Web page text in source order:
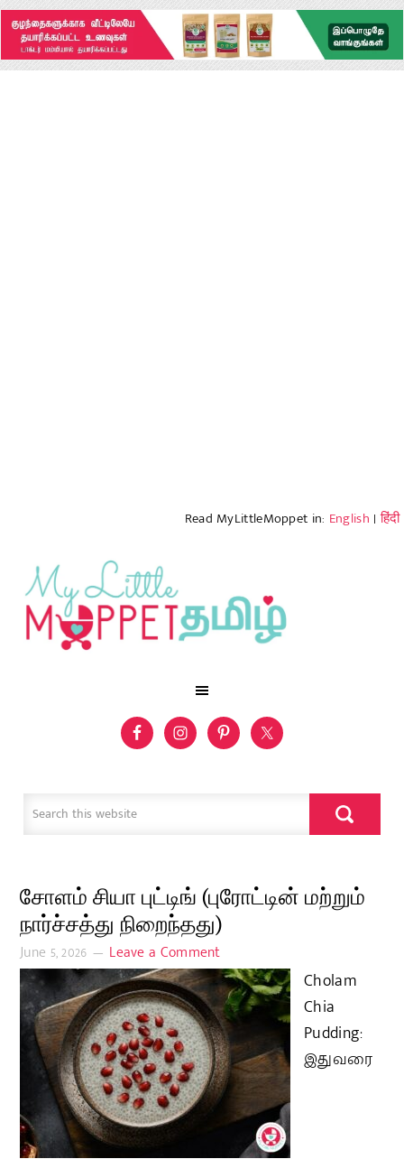
Read MyLittleMoppet in: English |हिंदी
சோளம் சியா புட்டிங் (புரோட்டின் மற்றும்
நார்ச்சத்து நிறைந்தது)
June 5, 2026 Leave a Comment
Cholam
Chia
Pudding:
இதுவரை